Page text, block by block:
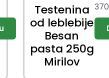
Testenina
od leblebije
Besan
pasta 250g
Mirilov
370